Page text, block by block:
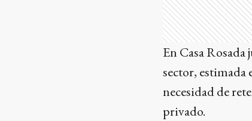
En Casa
sector, estimada
necesidad de
privado.